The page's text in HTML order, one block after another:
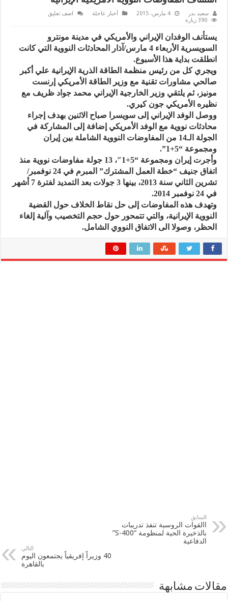
سعيد بدر 4 مارس، 2015 أخبار عاجلة
اضف تعليق
390 زيارة
يستأنف الوفدان الإيراني والأمريكي في مدينة مونترو
السويسرية الأربعاء 4 مارس/آذار المحادثات النووية التي كانت
انطلقت بداية هذا الأسبوع.
ويجري كل من رئيس منظمة الطاقة الذرية الإيرانية علي أكبر
صالحي مشاورات تقنية مع وزير الطاقة الأمريكي إرنست
مونيز، ثم يلتقي وزير الخارجية الإيراني محمد جواد ظريف مع
نظيره الأمريكي جون كيري.
ووصل الوفد الإيراني إلى سويسرا صباح الاثنين بهدف إجراء
محادثات نووية مع الوفد الأمريكي إضافة إلى المشاركة في
الجولة الـ14 من المفاوضات النووية الشاملة بين إيران
ومجموعة “5+1”.
وأجرت إيران ومجموعة “5+1″، 13 جولة مفاوضات نووية منذ
اتفاق جنيف “خطة العمل المشترك” المبرم في 24 نوفمبر/
تشرين الثاني سنة 2013، بينها 3 جولات بعد التمديد لفترة 7 أشهر
في 24 نوفمبر 2014.
وتهدف هذه المفاوضات إلى حل نقاط الخلاف حول القضية
النووية الإيرانية، والتي تتمحور حول حجم التخصيب وآلية إلغاء
الحظر، وصولا الى الاتفاق النووي الشامل.
السابق
االقوات الروسية تنفذ تدريبات
بالذخيرة الحية لمنظومة “S-400”
الدفاعية
التالي
40 وزيراً إفريقياً يجتمعون اليوم
بالقاهرة
مقالات مشابهة